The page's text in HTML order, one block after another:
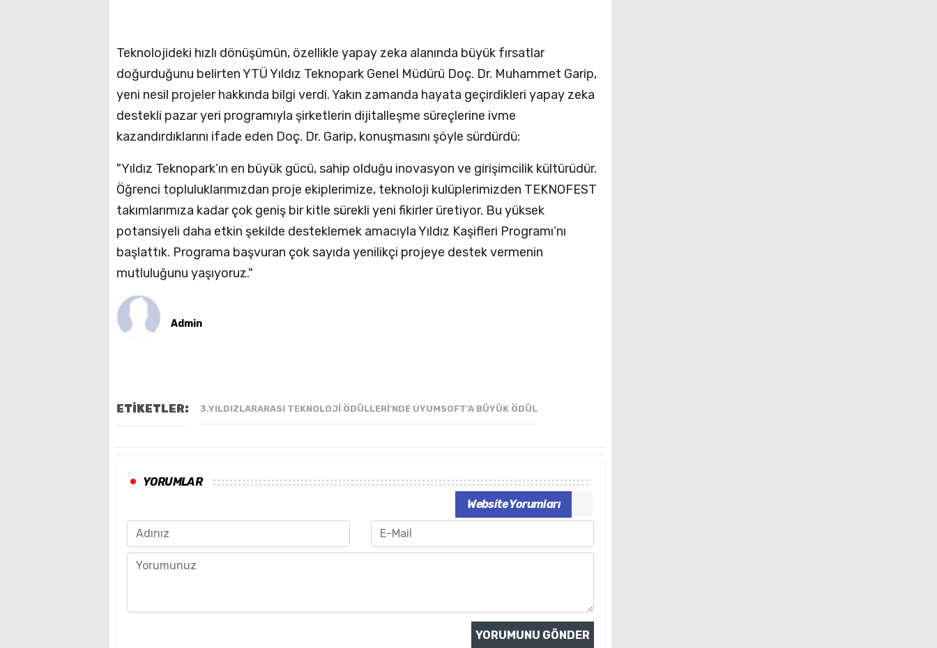
Teknolojideki hızlı dönüşümün, özellikle yapay zeka alanında büyük fırsatlar
doğurduğunu belirten YTÜ Yıldız Teknopark Genel Müdürü Doç. Dr. Muhammet Garip,
yeni nesil projeler hakkında bilgi verdi. Yakın zamanda hayata geçirdikleri yapay zeka
destekli pazar yeri programıyla şirketlerin dijitalleşme süreçlerine ivme
kazandırdıklarını ifade eden Doç. Dr. Garip, konuşmasını şöyle sürdürdü:
"Yıldız Teknopark’ın en büyük gücü, sahip olduğu inovasyon ve girişimcilik kültürüdür.
Öğrenci topluluklarımızdan proje ekiplerimize, teknoloji kulüplerimizden TEKNOFEST
takımlarımıza kadar çok geniş bir kitle sürekli yeni fikirler üretiyor. Bu yüksek
potansiyeli daha etkin şekilde desteklemek amacıyla Yıldız Kaşifleri Programı’nı
başlattık. Programa başvuran çok sayıda yenilikçi projeye destek vermenin
mutluluğunu yaşıyoruz."
Admin
ETİKETLER: 3.YILDIZLARARASI TEKNOLOJI ÖDÜLLERI'NDE UYUMSOFT'A BÜYÜK ÖDÜL
YORUMLAR
Website Yorumları
Name
Email
Comment